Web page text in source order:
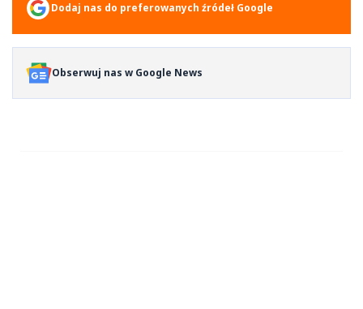
Dodaj nas do preferowanych źródeł Google
Obserwuj nas w Google News